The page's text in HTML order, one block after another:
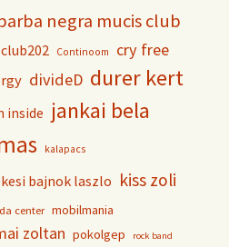
negra mucis club
club202 Continoom cry free
divideD durer kert
inside jankai bela
kalapacs
bajnok laszlo kiss zoli
center mobilmania
zoltan pokolgep rock band